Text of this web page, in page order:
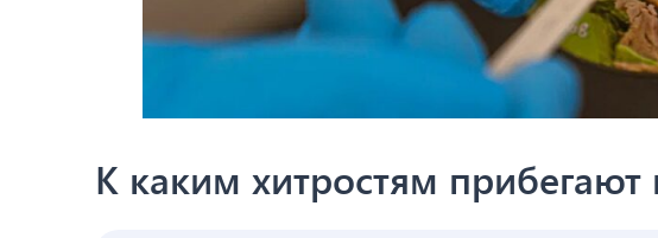
К каким хитростям прибегают